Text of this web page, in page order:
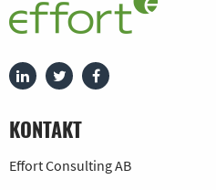
KONTAKT
Effort Consulting AB